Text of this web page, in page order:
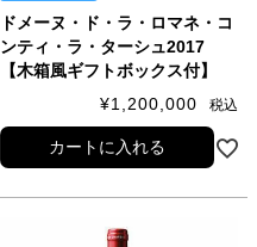
ドメーヌ・ド・ラ・ロマネ・コ
ンティ・ラ・ターシュ2017
【木箱風ギフトボックス付】
¥1,200,000 税込
カートに入れる